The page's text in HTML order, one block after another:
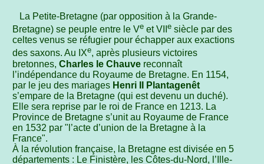
La Petite-Bretagne (par opposition à la Grande-
Bretagne) se peuple entre le Ve et VIIe siècle par des
celtes venus se réfugier pour échapper aux exactions
des saxons. Au IXe, après plusieurs victoires
bretonnes,Charles le Chauve reconnaît
l’indépendance du Royaume de Bretagne. En 1154,
par le jeu des mariages Henri II Plantagenêt
s’empare de la Bretagne (qui est devenu un duché).
Elle sera reprise par le roi de France en 1213. La
Province de Bretagne s’unit au Royaume de France
en 1532 par "l’acte d’union de la Bretagne à la
France".
À la révolution française, la Bretagne est divisée en 5
départements : Le Finistère, les Côtes-du-Nord, l’Ille-